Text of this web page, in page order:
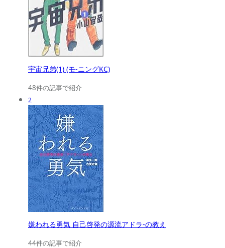
宇宙兄弟(1) (モ-ニングKC)
48件の記事で紹介
2
嫌われる勇気 自己啓発の源流アドラ-の教え
44件の記事で紹介